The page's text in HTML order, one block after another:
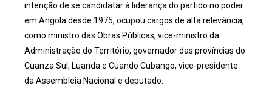
intenção de se candidatar à liderança do partido no poder
em Angola desde 1975, ocupou cargos de alta relevância,
como ministro das Obras Públicas, vice-ministro da
Administração do Território, governador das províncias do
Cuanza Sul, Luanda e Cuando Cubango, vice-presidente
da Assembleia Nacional e deputado.